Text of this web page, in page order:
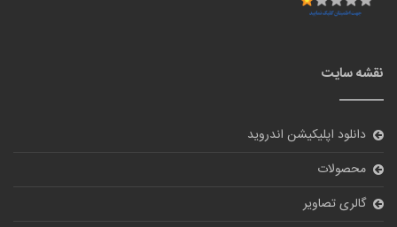
نقشه سایت
دانلود اپلیکیشن اندروید
محصولات
گالری تصاویر